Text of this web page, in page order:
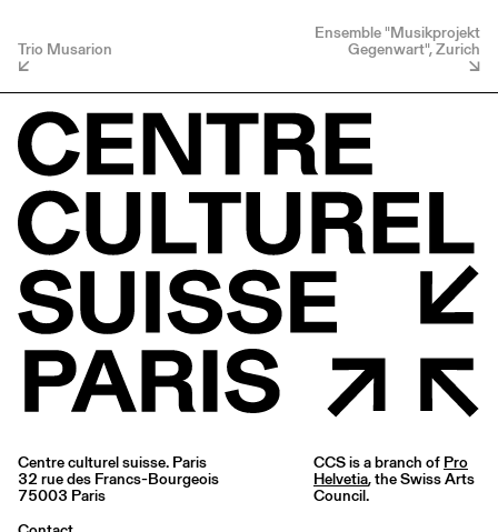
Trio Musarion
Ensemble "Musikprojekt
Gegenwart", Zurich
Centre culturel suisse. Paris
32 rue des Francs-Bourgeois
75003 Paris
CCS is a branch of Pro
Helvetia, the Swiss Arts
Council.